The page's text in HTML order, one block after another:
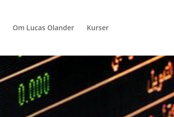
Om Lucas Olander Kurser